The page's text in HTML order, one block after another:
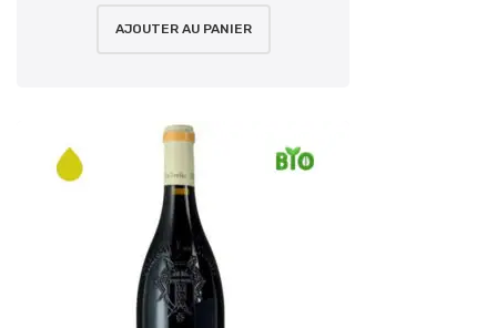
AJOUTER AU PANIER